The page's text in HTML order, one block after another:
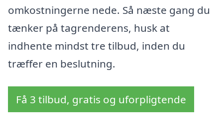
omkostningerne nede. Så næste gang du
tænker på tagrenderens, husk at
indhente mindst tre tilbud, inden du
træffer en beslutning.
Få 3 tilbud, gratis og uforpligtende